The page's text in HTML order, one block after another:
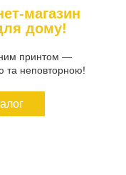
магазин
дому!
принтом —
та неповторною!